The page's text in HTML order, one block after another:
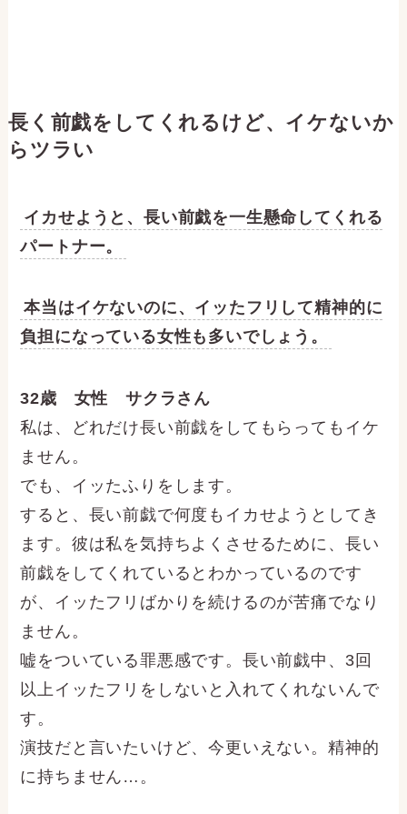
長く前戯をしてくれるけど、イケないか
らツラい
イカせようと、長い前戯を一生懸命してくれる
パートナー。
本当はイケないのに、イッたフリして精神的に
負担になっている女性も多いでしょう。
32歳 女性 サクラさん
私は、どれだけ長い前戯をしてもらってもイケ
ません。
でも、イッたふりをします。
すると、長い前戯で何度もイカせようとしてき
ます。彼は私を気持ちよくさせるために、長い
前戯をしてくれているとわかっているのです
が、イッたフリばかりを続けるのが苦痛でなり
ません。
嘘をついている罪悪感です。長い前戯中、3回
以上イッたフリをしないと入れてくれないんで
す。
演技だと言いたいけど、今更いえない。精神的
に持ちません…。